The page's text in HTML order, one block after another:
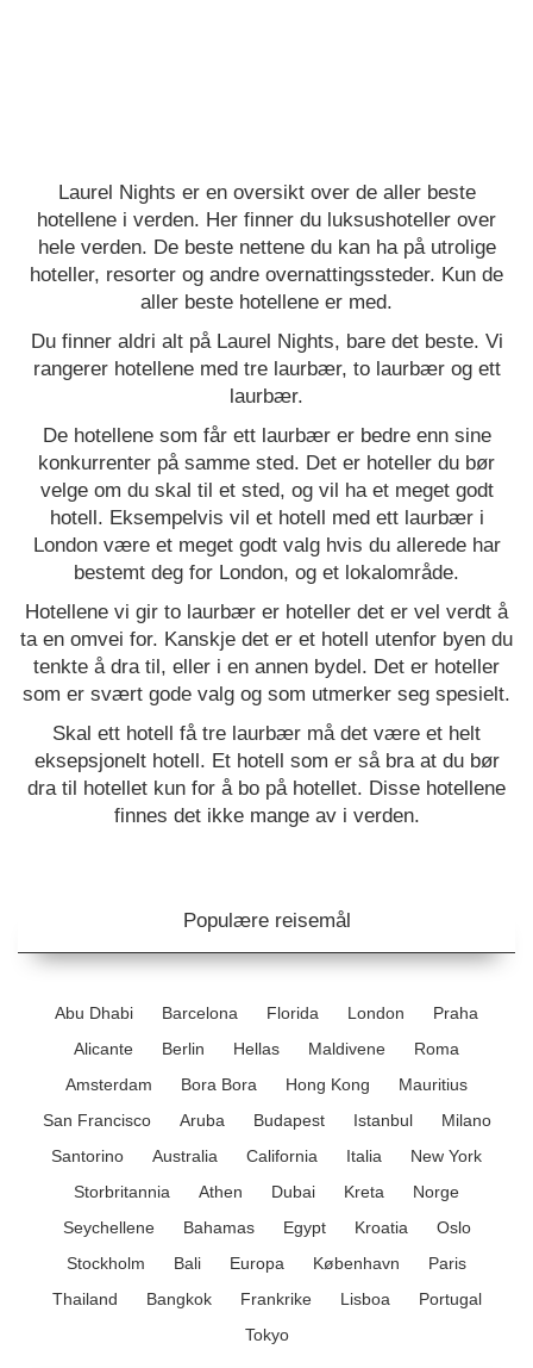
Laurel Nights er en oversikt over de aller beste
hotellene i verden. Her finner du luksushoteller over
hele verden. De beste nettene du kan ha på utrolige
hoteller, resorter og andre overnattingssteder. Kun de
aller beste hotellene er med.
Du finner aldri alt på Laurel Nights, bare det beste. Vi
rangerer hotellene med tre laurbær, to laurbær og ett
laurbær.
De hotellene som får ett laurbær er bedre enn sine
konkurrenter på samme sted. Det er hoteller du bør
velge om du skal til et sted, og vil ha et meget godt
hotell. Eksempelvis vil et hotell med ett laurbær i
London være et meget godt valg hvis du allerede har
bestemt deg for London, og et lokalområde.
Hotellene vi gir to laurbær er hoteller det er vel verdt å
ta en omvei for. Kanskje det er et hotell utenfor byen du
tenkte å dra til, eller i en annen bydel. Det er hoteller
som er svært gode valg og som utmerker seg spesielt.
Skal ett hotell få tre laurbær må det være et helt
eksepsjonelt hotell. Et hotell som er så bra at du bør
dra til hotellet kun for å bo på hotellet. Disse hotellene
finnes det ikke mange av i verden.
Populære reisemål
Abu Dhabi Barcelona Florida London
Praha
Alicante
Berlin Hellas Maldivene
Roma
Amsterdam
Bora Bora Hong Kong
Mauritius
San Francisco
Aruba Budapest Istanbul
Milano
Santorino
Australia California Italia
New York
Storbritannia
Athen Dubai Kreta
Norge
Seychellene
Bahamas Egypt Kroatia
Oslo
Stockholm
Bali Europa København
Paris
Thailand
Bangkok Frankrike Lisboa
Portugal
Tokyo